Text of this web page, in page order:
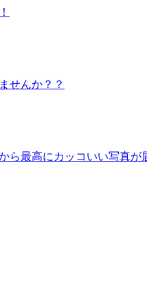
せんか？？
ら最高にカッコいい写真が